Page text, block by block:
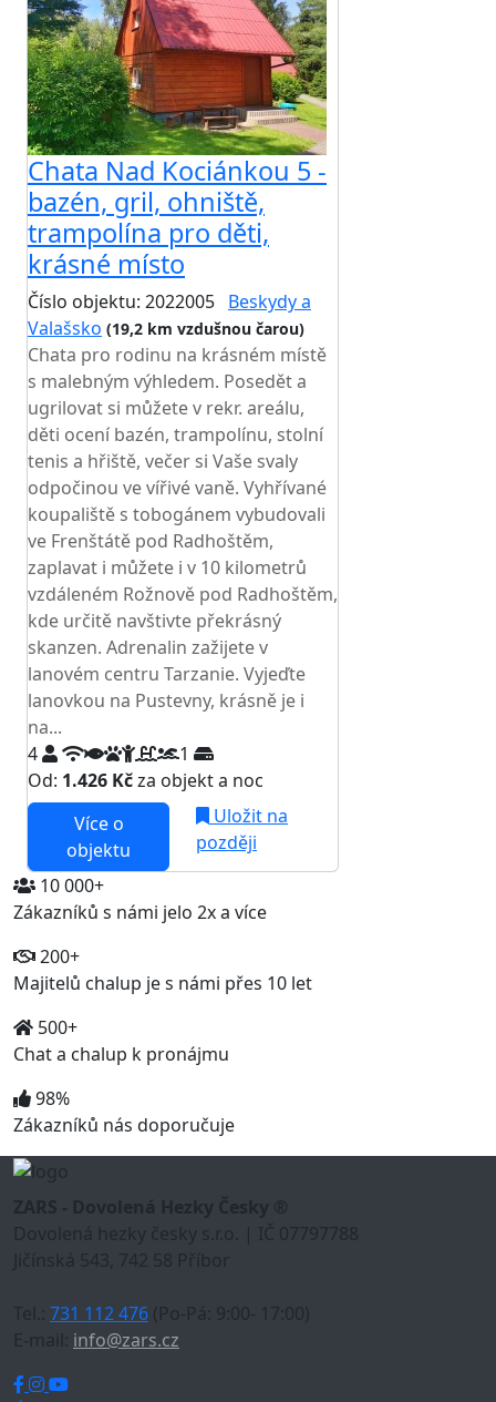
Chata Nad Kociánkou 5 -
bazén, gril, ohniště,
trampolína pro děti,
krásné místo
Číslo objektu: 2022005 Beskydy a
Valašsko (19,2 km vzdušnou čarou)
Chata pro rodinu na krásném místě
s malebným výhledem. Posedět a
ugrilovat si můžete v rekr. areálu,
děti ocení bazén, trampolínu, stolní
tenis a hřiště, večer si Vaše svaly
odpočinou ve vířivé vaně. Vyhřívané
koupaliště s tobogánem vybudovali
ve Frenštátě pod Radhoštěm,
zaplavat i můžete i v 10 kilometrů
vzdáleném Rožnově pod Radhoštěm,
kde určitě navštivte překrásný
skanzen. Adrenalin zažijete v
lanovém centru Tarzanie. Vyjeďte
lanovkou na Pustevny, krásně je i
na...
4
1
Od: 1.426 Kčza objekt a noc
Více o
objektu
Uložit na
později
10 000+
Zákazníků s námi jelo 2x a více
200+
Majitelů chalup je s námi přes 10 let
500+
Chat a chalup k pronájmu
98%
Zákazníků nás doporučuje
ZARS - Dovolená Hezky Česky ®
Dovolená hezky česky s.r.o. | IČ 07797788
Jičínská 543, 742 58 Příbor
Tel.: 731 112 476 (Po-Pá: 9:00- 17:00)
E-mail: info@zars.cz